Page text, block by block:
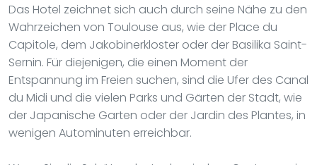
Das Hotel zeichnet sich auch durch seine Nähe zu den
Wahrzeichen von Toulouse aus, wie der Place du
Capitole, dem Jakobinerkloster oder der Basilika Saint-
Sernin. Für diejenigen, die einen Moment der
Entspannung im Freien suchen, sind die Ufer des Canal
du Midi und die vielen Parks und Gärten der Stadt, wie
der Japanische Garten oder der Jardin des Plantes, in
wenigen Autominuten erreichbar.